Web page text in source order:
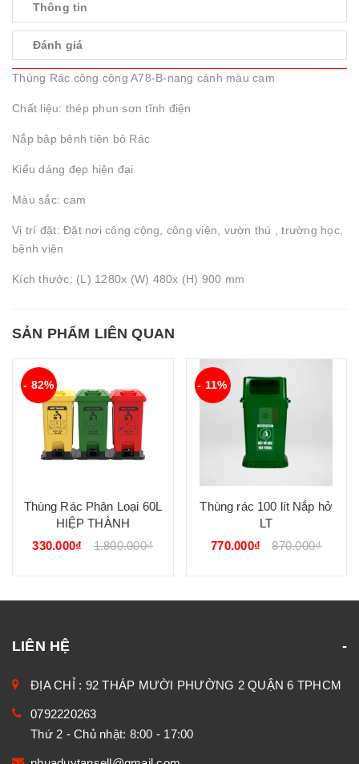
Thông tin
Đánh giá
Thùng Rác công cộng A78-B-nang cánh màu cam
Chất liệu: thép phun sơn tĩnh điện
Nắp bập bênh tiện bỏ Rác
Kiểu dáng đẹp hiện đại
Màu sắc: cam
Vị trí đặt: Đặt nơi công cộng, công viên, vườn thú , trường học,
bệnh viện
Kích thước: (L) 1280x (W) 480x (H) 900 mm
SẢN PHẨM LIÊN QUAN
- 82%
Thùng Rác Phân Loại 60L
HIỆP THÀNH
330.000₫
1.800.000₫
- 11%
Thùng rác 100 lít Nắp hở
LT
770.000₫
870.000₫
LIÊN HỆ
ĐỊA CHỈ : 92 THÁP MƯỜI PHƯỜNG 2 QUẬN 6 TPHCM
0792220263
Thứ 2 - Chủ nhật: 8:00 - 17:00